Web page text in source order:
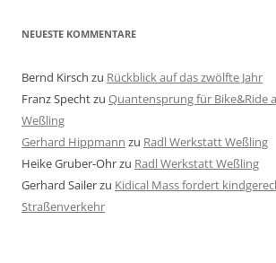
NEUESTE KOMMENTARE
Bernd Kirsch zu Rückblick auf das zwölfte Jahr
Franz Spechtzu Quantensprung für Bike&Ride
Weßling
Gerhard Hippmann zu Radl Werkstatt Weßling
Heike Gruber-Ohrzu Radl Werkstatt Weßling
Gerhard Sailerzu Kidical Mass fordert
Straßenverkehr